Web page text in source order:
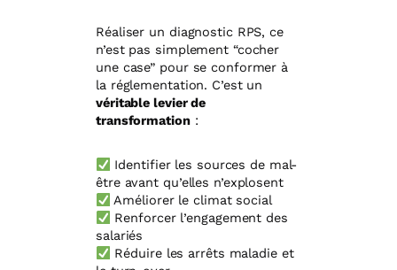
Réaliser un diagnostic RPS, ce
n’est pas simplement “cocher
une case” pour se conformer à
la réglementation. C’est un
véritable levier de
transformation:
Identifier les sources de mal-
être avant qu’elles n’explosent
Améliorer le climat social
Renforcer l’engagement des
salariés
Réduire les arrêts maladie et